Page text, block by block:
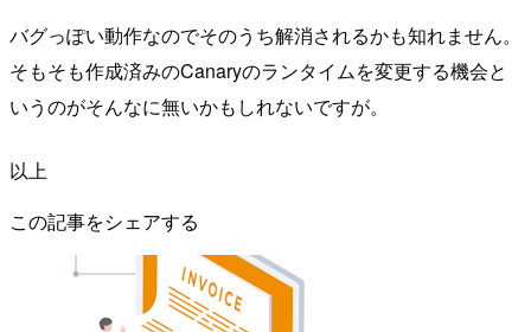
バグっぽい動作なのでそのうち解消されるかも知れません。
そもそも作成済みのCanaryのランタイムを変更する機会と
いうのがそんなに無いかもしれないですが。
以上
この記事をシェアする